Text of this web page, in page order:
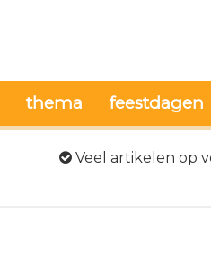
thema feestdagen
Veel artikelen op